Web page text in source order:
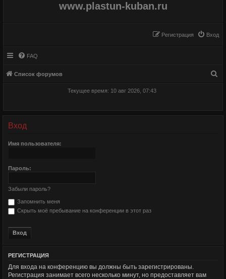
www.plastun-kuban.ru
Вход
Регистрация
FAQ
Список форумов
Текущее время: 10 авг 2026, 07:43
Вход
Имя пользователя:
Пароль:
Забыли пароль?
Запомнить меня
Скрыть моё пребывание на конференции в этот раз
РЕГИСТРАЦИЯ
Для входа на конференцию вы должны быть зарегистрированы.
Регистрация занимает всего несколько минут, но предоставляет вам